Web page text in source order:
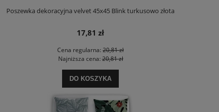
Poszewka dekoracyjna velvet 45x45 Blink turkusowo złota
17,81 zł
Cena regularna: 20,81 zł
Najniższa cena:20,81 zł
DO KOSZYKA